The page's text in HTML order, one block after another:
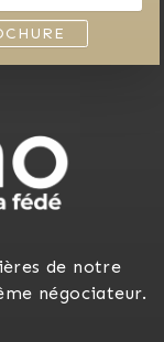
de notre
négociateur.